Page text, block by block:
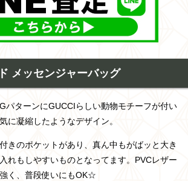
メッセンジャーバッグ
パターンにGUCCIらしい動物モチーフが付い
に凝縮したようなデザイン。
きのポケットがあり、真ん中もがばッと大き
れもしやすいものとなってます。PVCレザー
く、普段使いにもOK☆